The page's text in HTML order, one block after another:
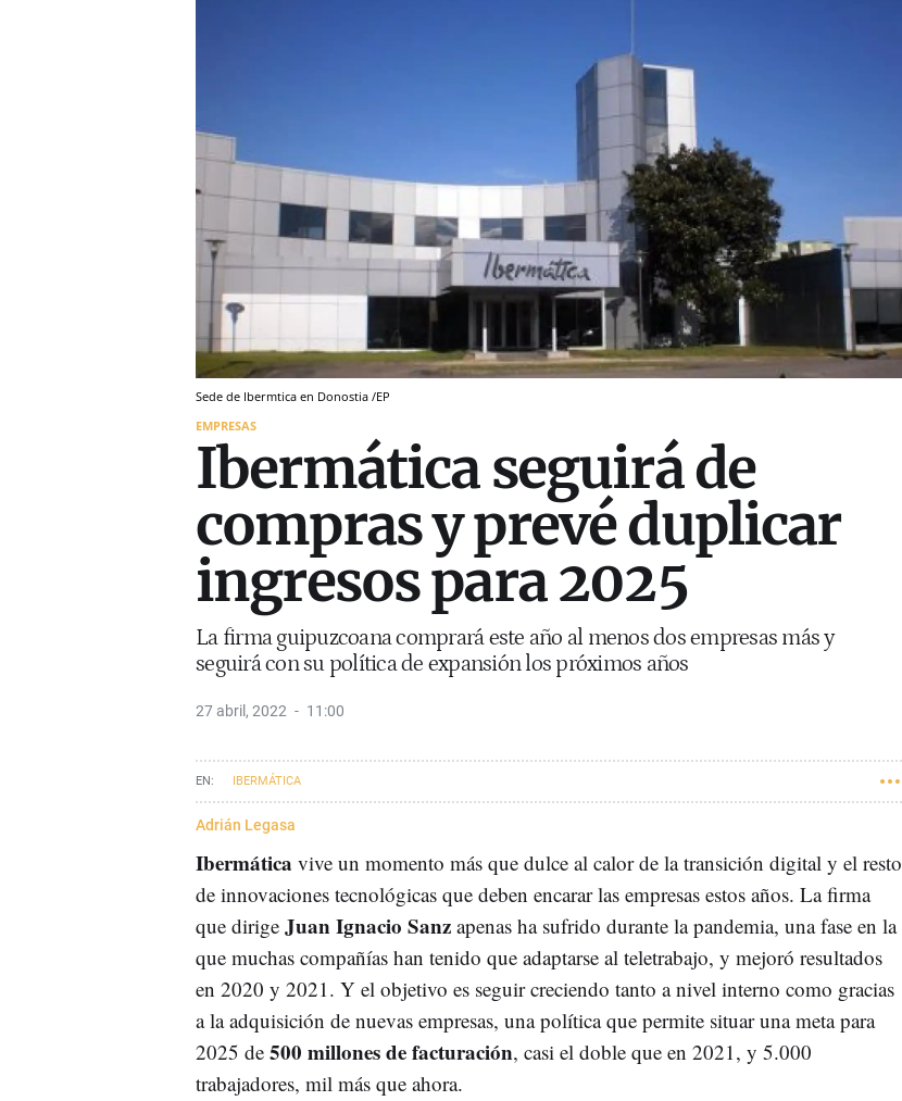
Sede de Ibermtica en Donostia /EP
EMPRESAS
Ibermática seguirá de
compras y prevé duplicar
ingresos para 2025
La firma guipuzcoana comprará este año al menos dos empresas más y
seguirá con su política de expansión los próximos años
27 abril, 2022 11:00
IBERMÁTICA
Adrián Legasa
Ibermática vive un momento más que dulce al calor de la transición digital y el resto
de innovaciones tecnológicas que deben encarar las empresas estos años. La firma
que dirige Juan Ignacio Sanz apenas ha sufrido durante la pandemia, una fase en la
que muchas compañías han tenido que adaptarse al teletrabajo, y mejoró resultados
en 2020 y 2021. Y el objetivo es seguir creciendo tanto a nivel interno como gracias
a la adquisición de nuevas empresas, una política que permite situar una meta para
2025 de 500 millones de facturación, casi el doble que en 2021, y 5.000
trabajadores, mil más que ahora.